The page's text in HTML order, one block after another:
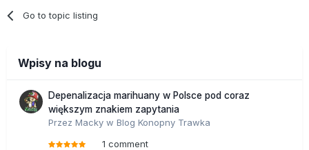
Go to topic listing
Wpisy na blogu
Depenalizacja marihuany w Polsce pod coraz
większym znakiem zapytania
Przez Macky w Blog Konopny Trawka
1 comment